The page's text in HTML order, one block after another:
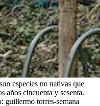
especies no nativas que
años cincuenta y sesenta.
guillermo torres-semana